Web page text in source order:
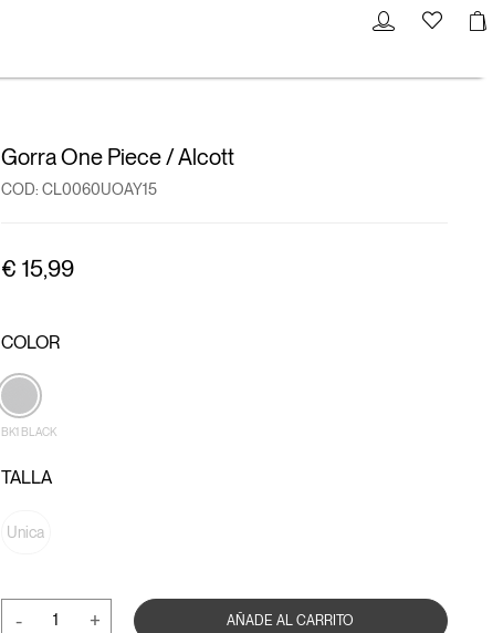
Gorra One Piece / Alcott
COD: CL0060UOAY15
€ 15,99
COLOR
BK1 BLACK
TALLA
Unica
- + AÑADE AL CARRITO